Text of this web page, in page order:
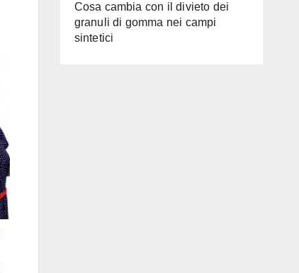
Cosa cambia con il divieto dei
granuli di gomma nei campi
sintetici